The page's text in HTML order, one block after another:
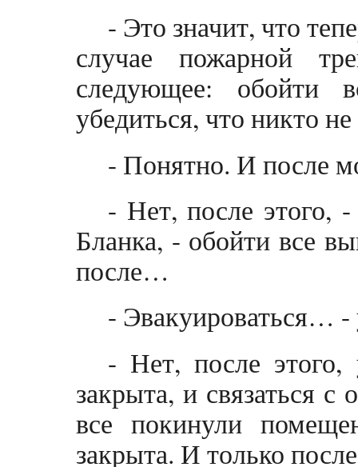
- Это значит, что
случае пожарной
следующее: обойти
убедиться, что никто
- Понятно. И после
- Нет, после этого,
Бланка, - обойти все
после…
- Эвакуироваться…
- Нет, после этого,
закрыта, и связаться
все покинули
закрыта. И только